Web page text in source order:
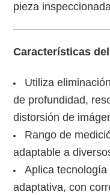
pieza
Características
Utiliza
de profundidad,
distorsión de
Rango de
adaptable a
Aplica
adaptativa, con